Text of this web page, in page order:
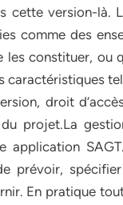
cette version-là.
comme des
constituer, ou
droit
projet.La
application
prévoir,
En pratique